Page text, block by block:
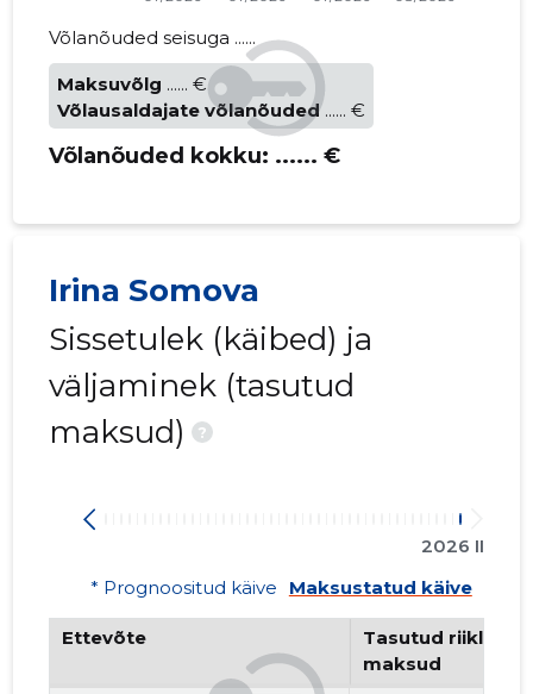
Võlanõuded seisuga ......
Maksuvõlg ...... €
Võlausaldajate võlanõuded ...... €
Võlanõuded kokku: ...... €
Irina Somova
Sissetulek (käibed) ja
väljaminek (tasutud
maksud)
?
2026 II
* Prognoositud käive
Maksustatud käive
Ettevõte
Tasutud riiklikud
maksud